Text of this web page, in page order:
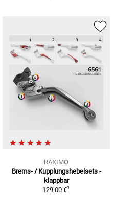
RAXIMO
Brems- / Kupplungshebelsets -
klappbar
129,00 €1